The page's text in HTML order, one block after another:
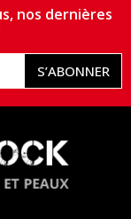
nos dernières
S’ABONNER